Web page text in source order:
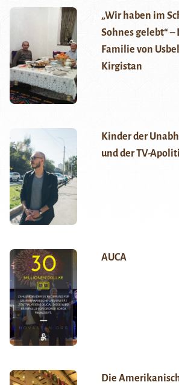
„Wir haben im
Sohnes gelebt“ –
Familie von
Kirgistan
Kinder der
und der TV-
AUCA
Die